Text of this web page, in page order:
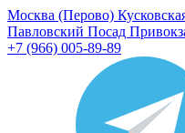
Москва (Перово)
Павловский Посад
+7 (966) 005-89-89